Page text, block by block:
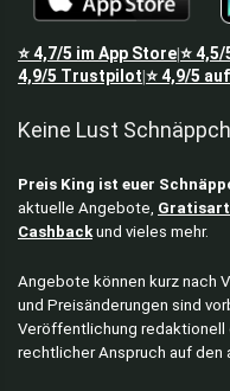
⭐4,7/5 im App Store|⭐4,5/
4,9/5 Trustpilot|⭐4,9/5
Keine Lust
Preis King ist euer
aktuelle Angebote,
Cashbackund vieles mehr.
Angebote können kurz nach
und Preisänderungen sind
Veröffentlichung redaktionell
rechtlicher Anspruch auf den